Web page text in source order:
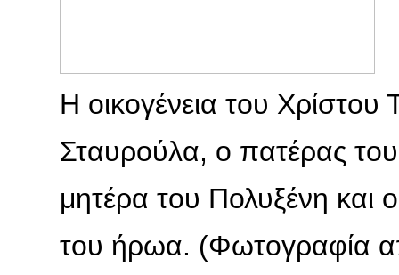
Η οικογένεια του
Σταυρούλα, ο πατέρας
μητέρα του Πολυξένη και
του ήρωα. (Φωτογραφία